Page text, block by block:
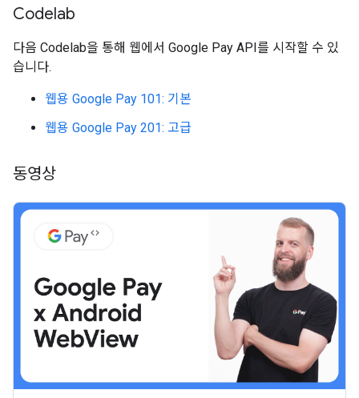
Codelab
다음 Codelab을 통해 웹에서 Google Pay API를 시작할 수 있
습니다.
웹용 Google Pay 101: 기본
웹용 Google Pay 201: 고급
동영상